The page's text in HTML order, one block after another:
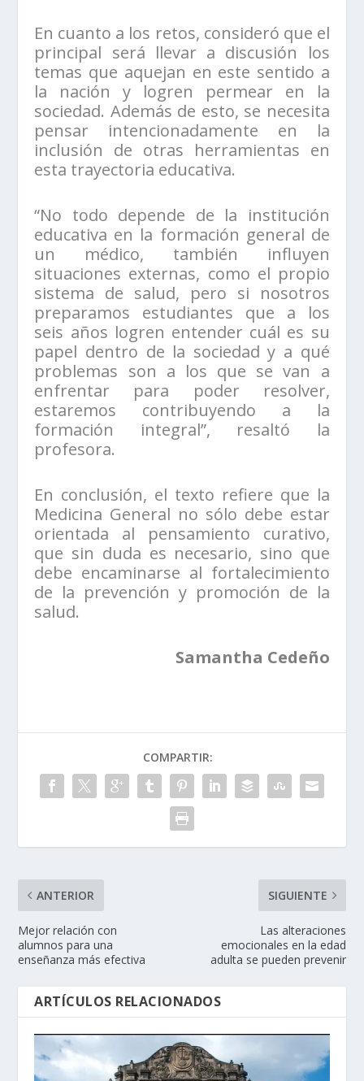
En cuanto a los retos, consideró que el
principal será llevar a discusión los
temas que aquejan en este sentido a
la nación y logren permear en la
sociedad. Además de esto, se necesita
pensar intencionadamente en la
inclusión de otras herramientas en
esta trayectoria educativa.
“No todo depende de la institución
educativa en la formación general de
un médico, también influyen
situaciones externas, como el propio
sistema de salud, pero si nosotros
preparamos estudiantes que a los
seis años logren entender cuál es su
papel dentro de la sociedad y a qué
problemas son a los que se van a
enfrentar para poder resolver,
estaremos contribuyendo a la
formación integral”, resaltó la
profesora.
En conclusión, el texto refiere que la
Medicina General no sólo debe estar
orientada al pensamiento curativo,
que sin duda es necesario, sino que
debe encaminarse al fortalecimiento
de la prevención y promoción de la
salud.
Samantha Cedeño
COMPARTIR:
ANTERIOR
Mejor relación con
alumnos para una
enseñanza más efectiva
SIGUIENTE
Las alteraciones
emocionales en la edad
adulta se pueden prevenir
ARTÍCULOS RELACIONADOS